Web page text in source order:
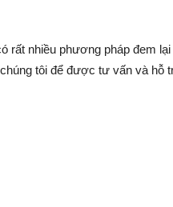
rất nhiều phương pháp đem
tôi để được tư vấn và hỗ